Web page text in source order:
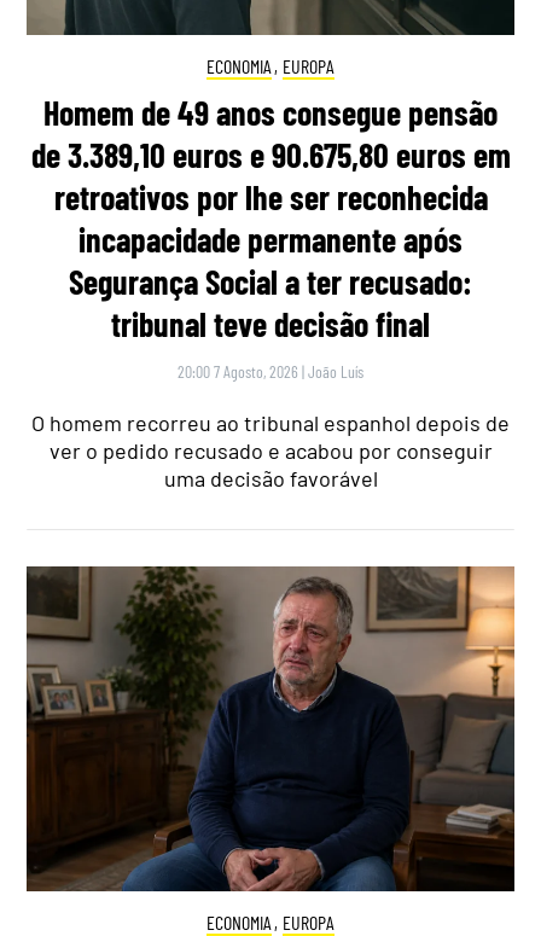
ECONOMIA , EUROPA
Homem de 49 anos consegue pensão
de 3.389,10 euros e 90.675,80 euros em
retroativos por lhe ser reconhecida
incapacidade permanente após
Segurança Social a ter recusado:
tribunal teve decisão final
20:00 7 Agosto, 2026 |João Luís
O homem recorreu ao tribunal espanhol depois de
ver o pedido recusado e acabou por conseguir
uma decisão favorável
ECONOMIA , EUROPA